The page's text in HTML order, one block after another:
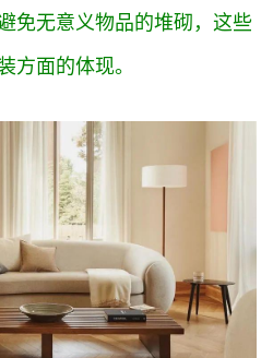
免无意义物品的堆砌，这些
方面的体现。